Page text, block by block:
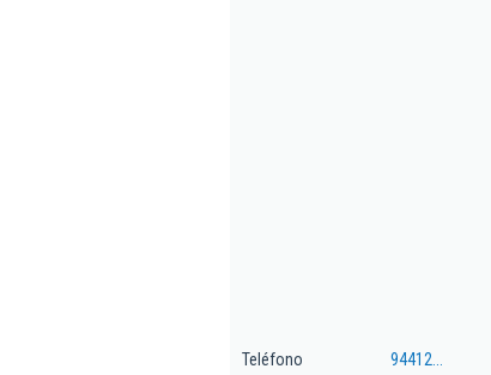
Teléfono 94412...